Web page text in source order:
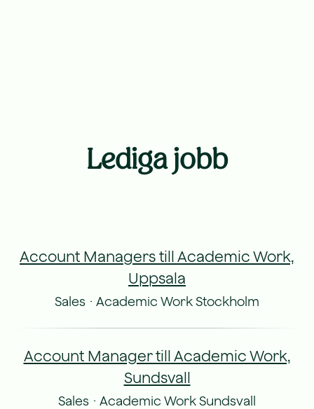
Lediga jobb
Account Managers till Academic Work,
Uppsala
Sales · Academic Work Stockholm
Account Manager till Academic Work,
Sundsvall
Sales · Academic Work Sundsvall